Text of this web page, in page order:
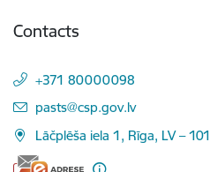
Contacts
+371 80000098
E-mail:
pasts@csp.gov.lv
Lāčplēša iela 1, Rīga, LV –